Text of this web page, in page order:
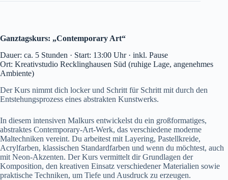
Ganztagskurs: „Contemporary Art“
Dauer: ca. 5 Stunden · Start: 13:00 Uhr · inkl. Pause
Ort: Kreativstudio Recklinghausen Süd (ruhige Lage, angenehmes
Ambiente)
Der Kurs nimmt dich locker und Schritt für Schritt mit durch den
Entstehungsprozess eines abstrakten Kunstwerks.
In diesem intensiven Malkurs entwickelst du ein großformatiges,
abstraktes Contemporary-Art-Werk, das verschiedene moderne
Maltechniken vereint. Du arbeitest mit Layering, Pastellkreide,
Acrylfarben, klassischen Standardfarben und wenn du möchtest, auch
mit Neon-Akzenten. Der Kurs vermittelt dir Grundlagen der
Komposition, den kreativen Einsatz verschiedener Materialien sowie
praktische Techniken, um Tiefe und Ausdruck zu erzeugen.